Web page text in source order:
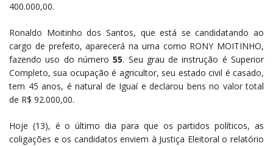
400.000,00.
Ronaldo Moitinho dos Santos, que está se candidatando ao
cargo de prefeito, aparecerá na urna como RONY MOITINHO,
fazendo uso do número55. Seu grau de instrução é Superior
Completo, sua ocupação é agricultor, seu estado civil é casado,
tem 45 anos, é natural de Iguaí e declarou bens no valor total
de R$ 92.000,00.
Hoje (13), é o último dia para que os partidos políticos, as
coligações e os candidatos enviem à Justiça Eleitoral o relatório